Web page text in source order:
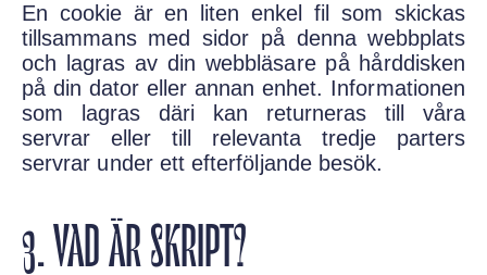
En cookie är en liten enkel fil som skickas
tillsammans med sidor på denna webbplats
och lagras av din webbläsare på hårddisken
på din dator eller annan enhet. Informationen
som lagras däri kan returneras till våra
servrar eller till relevanta tredje parters
servrar under ett efterföljande besök.
3. VAD ÄR SKRIPT?